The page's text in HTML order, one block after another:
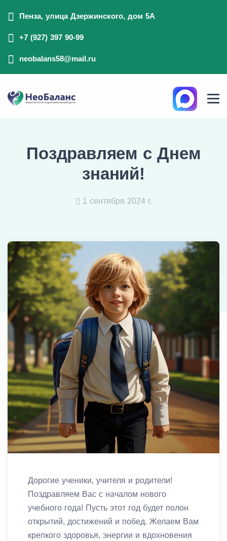
Пенза, улица Дзержинского, дом 5А
+7 (927) 397 90-99
neobalans58@mail.ru
Поздравляем с Днем
знаний!
1 сентября 2024 г.
Дорогие ученики, учителя и родители!
Поздравляем Вас с началом нового
учебного года! Пусть этот год будет полон
открытий, достижений и побед. Желаем Вам
крепкого здоровья, энергии и вдохновения